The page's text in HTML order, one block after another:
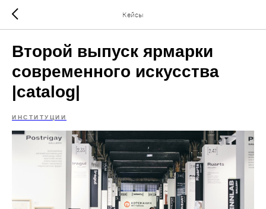
Кейсы
Второй выпуск ярмарки
современного искусства
|catalog|
ИНСТИТУЦИИ